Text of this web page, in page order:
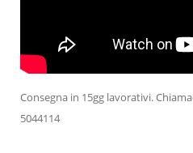
Consegna in 15gg lavorativi.
5044114